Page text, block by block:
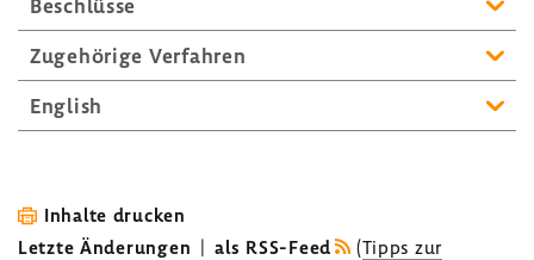
Beschlüsse
Zuge­hö­rige Verfahren
English
Inhalte drucken
Letzte Änderungen | als RSS-Feed (Tipps zur